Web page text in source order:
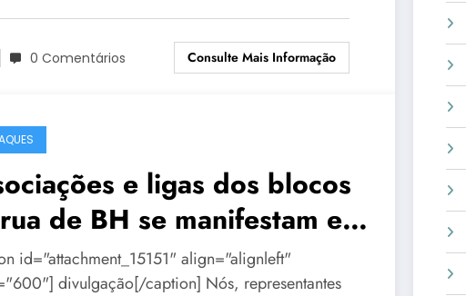
0 Comentários Consulte Mais Informação
e ligas dos blocos
de BH se manifestam em
de repúdio
id="attachment_15151" align="alignleft"
divulgação[/caption] Nós, representantes